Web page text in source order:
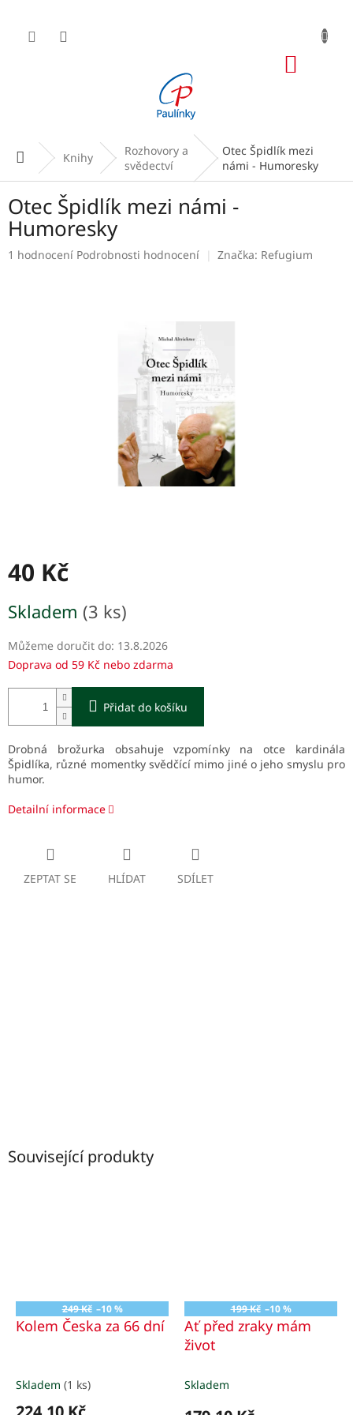
obsah
Domů Knihy
Rozhovory a
svědectví
Otec Špidlík mezi
námi - Humoresky
Otec Špidlík mezi námi -
Humoresky
Průměrné
1 hodnocení Podrobnosti hodnocení Značka: Refugium
40 Kč
cena:
Skladem (3 ks)
Můžeme doručit do: 13.8.2026
Doprava od 59 Kč nebo zdarma
Přidat do košíku
Drobná brožurka obsahuje vzpomínky na otce kardinála
Špidlíka, různé momentky svědčící mimo jiné o jeho smyslu pro
humor.
Detailní informace
ZEPTAT SE HLÍDAT SDÍLET
Související produkty
249 Kč –10 %
Kolem Česka za 66 dní
Skladem (1 ks)
199 Kč –10 %
Ať před zraky mám
život
Skladem